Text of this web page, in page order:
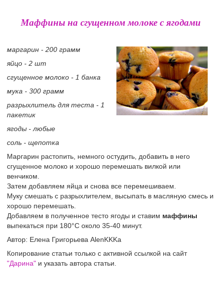
Маффины на сгущенном молоке с ягодами
маргарин - 200 грамм
яйцо - 2 шт
сгущенное молоко - 1 банка
мука - 300 грамм
разрыхлитель для теста - 1
пакетик
ягоды - любые
соль - щепотка
Маргарин растопить, немного остудить, добавить в него
сгущенное молоко и хорошо перемешать вилкой или
венчиком.
Затем добавляем яйца и снова все перемешиваем.
Муку смешать с разрыхлителем, высыпать в масляную смесь и
хорошо перемешать.
Добавляем в полученное тесто ягоды и ставим маффины
выпекаться при 180°С около 35-40 минут.
Автор: Елена Григорьева AlenKKKa
Копирование статьи только с активной ссылкой на сайт
"Дарина" и указать автора статьи.